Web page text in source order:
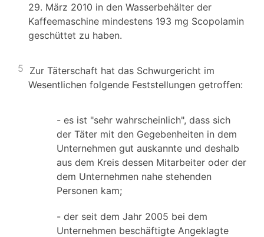
29. März 2010 in den Wasserbehälter der
Kaffeemaschine mindestens 193 mg Scopolamin
geschüttet zu haben.
5 Zur Täterschaft hat das Schwurgericht im
Wesentlichen folgende Feststellungen getroffen:
- es ist "sehr wahrscheinlich", dass sich
der Täter mit den Gegebenheiten in dem
Unternehmen gut auskannte und deshalb
aus dem Kreis dessen Mitarbeiter oder der
dem Unternehmen nahe stehenden
Personen kam;
- der seit dem Jahr 2005 bei dem
Unternehmen beschäftigte Angeklagte